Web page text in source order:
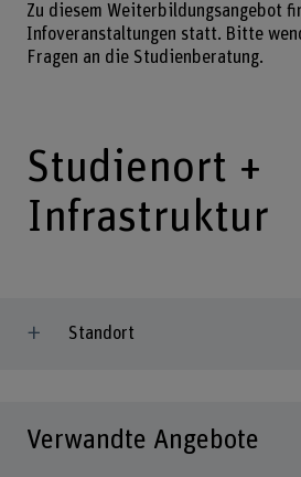
Zu diesem Weiterbildungsangebot
Infoveranstaltungen statt. Bitte
Fragen an die Studienberatung.
Studienort +
Infrastruktur
Standort
Verwandte Angebote